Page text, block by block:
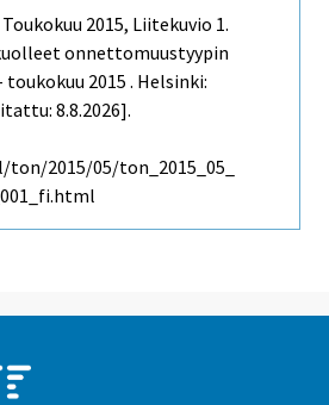
Toukokuu 2015, Liitekuvio 1.
onnettomuustyypin
2015 . Helsinki:
8.8.2026].
2015/05/ton_2015_05_